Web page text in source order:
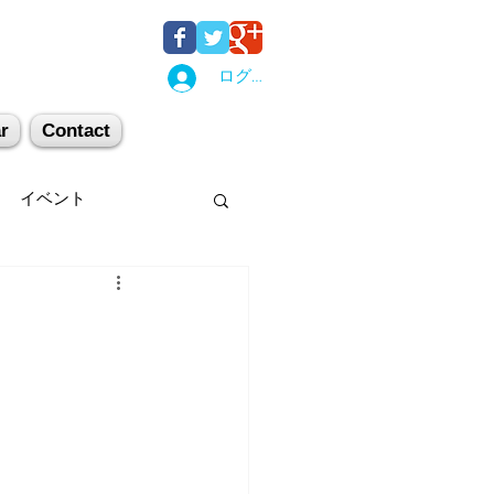
ログイン
Contact
イベント